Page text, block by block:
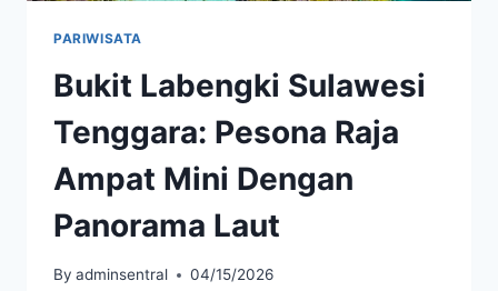
PARIWISATA
Bukit Labengki Sulawesi
Tenggara: Pesona Raja
Ampat Mini Dengan
Panorama Laut
By adminsentral 04/15/2026